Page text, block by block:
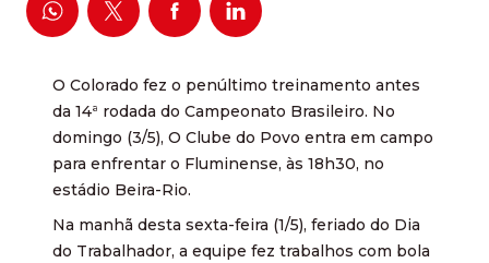
O Colorado fez o penúltimo treinamento antes
da 14ª rodada do Campeonato Brasileiro. No
domingo (3/5), O Clube do Povo entra em campo
para enfrentar o Fluminense, às 18h30, no
estádio Beira-Rio.
Na manhã desta sexta-feira (1/5), feriado do Dia
do Trabalhador, a equipe fez trabalhos com bola